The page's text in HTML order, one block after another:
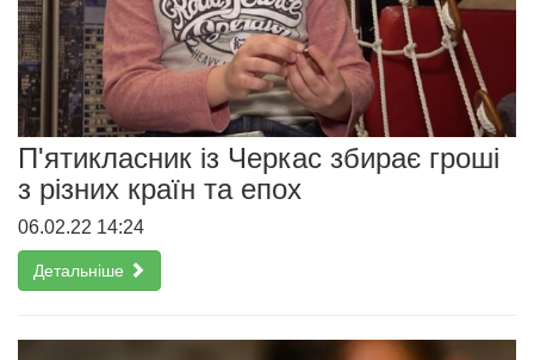
П'ятикласник із Черкас збирає гроші
з різних країн та епох
06.02.22 14:24
Детальніше